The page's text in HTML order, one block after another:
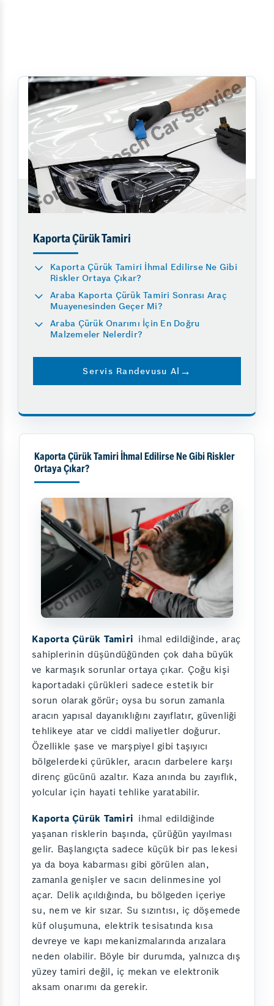
Kaporta Çürük Tamiri
Kaporta Çürük Tamiri İhmal Edilirse Ne Gibi
Riskler Ortaya Çıkar?
Araba Kaporta Çürük Tamiri Sonrası Araç
Muayenesinden Geçer Mi?
Araba Çürük Onarımı İçin En Doğru
Malzemeler Nelerdir?
Servis Randevusu Al
Kaporta Çürük Tamiri İhmal Edilirse Ne Gibi Riskler
Ortaya Çıkar?
Kaporta Çürük Tamiri ihmal edildiğinde, araç
sahiplerinin düşündüğünden çok daha büyük
ve karmaşık sorunlar ortaya çıkar. Çoğu kişi
kaportadaki çürükleri sadece estetik bir
sorun olarak görür; oysa bu sorun zamanla
aracın yapısal dayanıklığını zayıflatır, güvenliği
tehlikeye atar ve ciddi maliyetler doğurur.
Özellikle şase ve marşpiyel gibi taşıyıcı
bölgelerdeki çürükler, aracın darbelere karşı
direnç gücünü azaltır. Kaza anında bu zayıflık,
yolcular için hayati tehlike yaratabilir.
Kaporta Çürük Tamiri ihmal edildiğinde
yaşanan risklerin başında, çürüğün yayılması
gelir. Başlangıçta sadece küçük bir pas lekesi
ya da boya kabarması gibi görülen alan,
zamanla genişler ve sacın delinmesine yol
açar. Delik açıldığında, bu bölgeden içeriye
su, nem ve kir sızar. Su sızıntısı, iç döşemede
küf oluşumuna, elektrik tesisatında kısa
devreye ve kapı mekanizmalarında arızalara
neden olabilir. Böyle bir durumda, yalnızca dış
yüzey tamiri değil, iç mekan ve elektronik
aksam onarımı da gerekir.